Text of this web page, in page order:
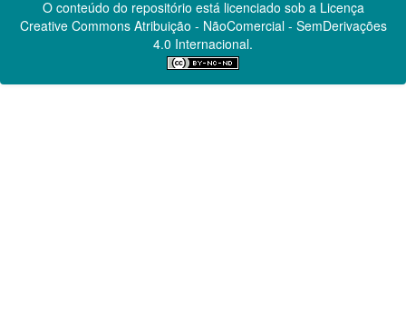
O conteúdo do repositório está licenciado sob a Licença
Creative CommonsAtribuição - NãoComercial - SemDerivações
4.0 Internacional.